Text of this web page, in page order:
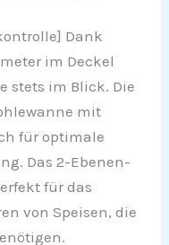
Dank
im Deckel
stets im Blick. Die
mit
für optimale
Das 2-Ebenen-
für das
von Speisen, die